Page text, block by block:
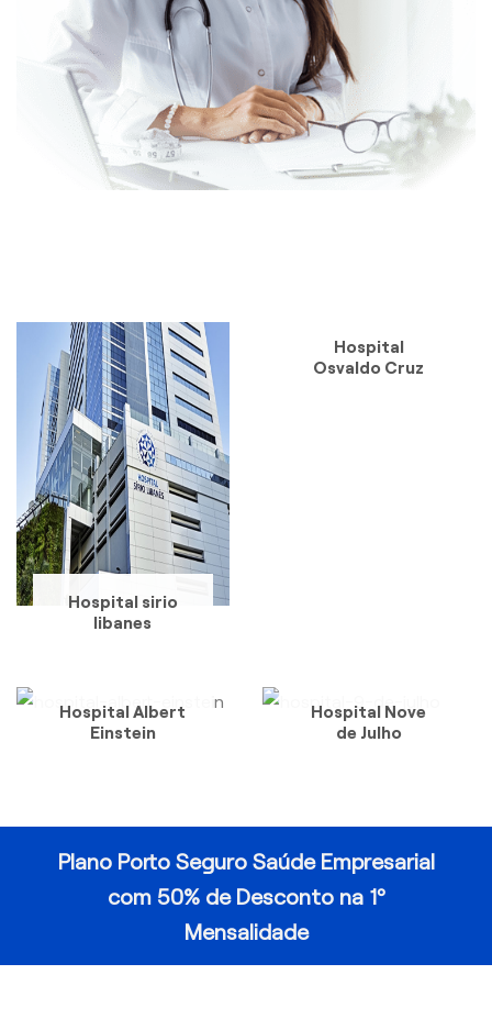
Hospital sirio
libanes
Hospital
Osvaldo Cruz
Hospital Albert
Einstein
Hospital Nove
de Julho
Plano Porto Seguro Saúde Empresarial
com 50% de Desconto na 1º
Mensalidade